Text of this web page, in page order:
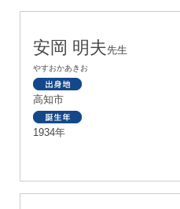
安岡 明夫先生
やすおかあきお
高知市
1934年